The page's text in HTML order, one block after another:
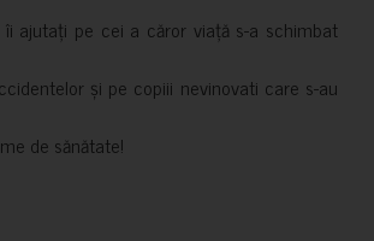
ajutați pe cei a căror viață s-a schimbat
și pe copiii nevinovati care s-au
de sănătate!